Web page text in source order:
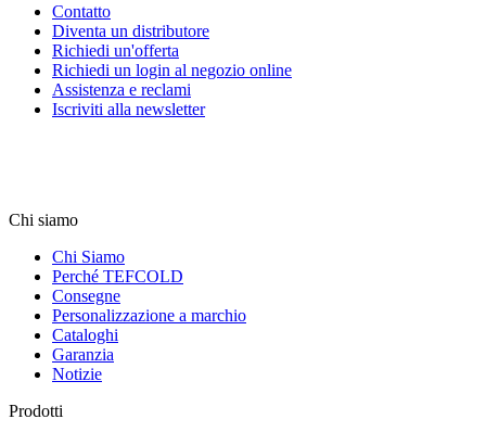
Contatto
Diventa un distributore
Richiedi un'offerta
Richiedi un login al negozio online
Assistenza e reclami
Iscriviti alla newsletter
Chi siamo
Chi Siamo
Perché TEFCOLD
Consegne
Personalizzazione a marchio
Cataloghi
Garanzia
Notizie
Prodotti